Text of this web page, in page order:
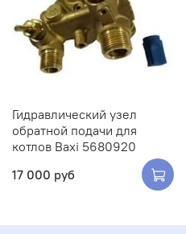
Гидравлический узел
обратной подачи для
котлов Baxi 5680920
17 000 руб